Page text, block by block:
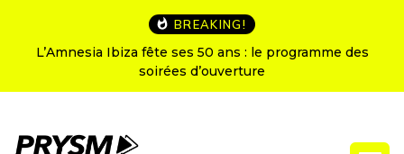
BREAKING!
L’Amnesia Ibiza fête ses 50 ans : le programme des
soirées d’ouverture